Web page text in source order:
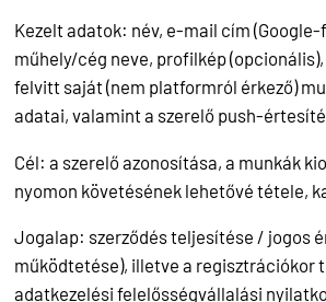
Kezelt adatok: név, e-mail cím
műhely/cég neve, profilkép
felvitt saját (nem platformról érkező)
adatai, valamint a szerelő push-
Cél: a szerelő azonosítása, a munkák
nyomon követésének lehetővé tétele,
Jogalap: szerződés teljesítése / jogos
működtetése), illetve a regisztrációkor
adatkezelési felelősségvállalási